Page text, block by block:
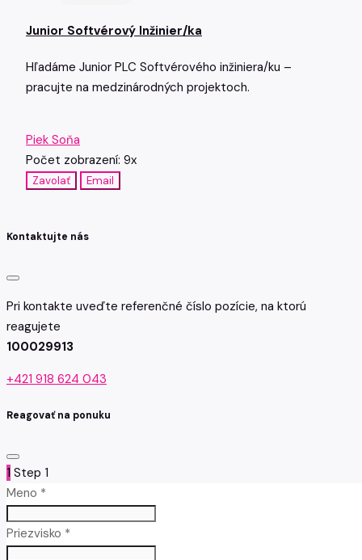
Junior Softvérový Inžinier/ka
Hľadáme Junior PLC Softvérového inžiniera/ku –
pracujte na medzinárodných projektoch.
Piek Soňa
Počet zobrazení: 9x
Zavolať Email
Kontaktujte nás
Pri kontakte uveďte referenčné číslo pozície, na ktorú
reagujete
100029913
+421 918 624 043
Reagovať na ponuku
1 Step 1
Meno *
Priezvisko *